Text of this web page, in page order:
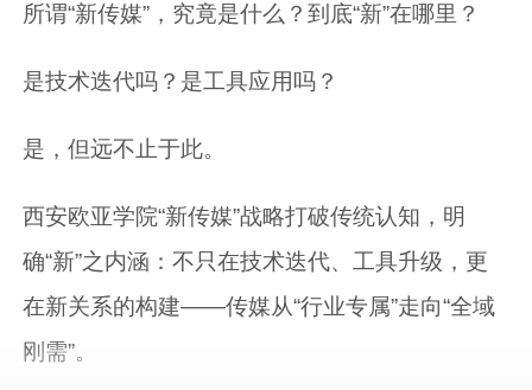
所谓“新传媒”，究竟是什么？到底“新”在哪里？
是技术迭代吗？是工具应用吗？
是，但远不止于此。
西安欧亚学院“新传媒”战略打破传统认知，明
确“新”之内涵：不只在技术迭代、工具升级，更
在新关系的构建——传媒从“行业专属”走向“全域
刚需”。